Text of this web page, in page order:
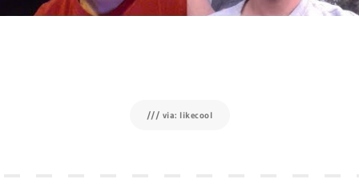
/// via: likecool